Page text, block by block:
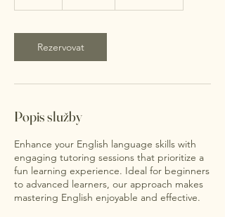
Rezervovat
Popis služby
Enhance your English language skills with
engaging tutoring sessions that prioritize a
fun learning experience. Ideal for beginners
to advanced learners, our approach makes
mastering English enjoyable and effective.